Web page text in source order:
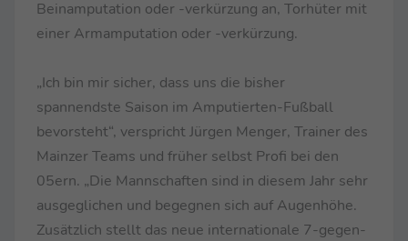
Beinamputation oder -verkürzung an, Torhüter mit
einer Armamputation oder -verkürzung.
„Ich bin mir sicher, dass uns die bisher
spannendste Saison im Amputierten-Fußball
bevorsteht“, verspricht Jürgen Menger, Trainer des
Mainzer Teams und früher selbst Profi bei den
05ern. „Die Mannschaften sind in diesem Jahr sehr
ausgeglichen und begegnen sich auf Augenhöhe.
Zusätzlich stellt das neue internationale 7-gegen-